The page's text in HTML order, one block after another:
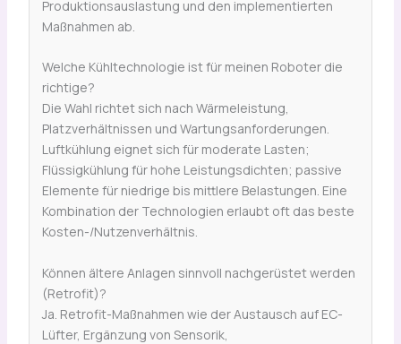
Produktionsauslastung und den implementierten
Maßnahmen ab.
Welche Kühltechnologie ist für meinen Roboter die
richtige?
Die Wahl richtet sich nach Wärmeleistung,
Platzverhältnissen und Wartungsanforderungen.
Luftkühlung eignet sich für moderate Lasten;
Flüssigkühlung für hohe Leistungsdichten; passive
Elemente für niedrige bis mittlere Belastungen. Eine
Kombination der Technologien erlaubt oft das beste
Kosten-/Nutzenverhältnis.
Können ältere Anlagen sinnvoll nachgerüstet werden
(Retrofit)?
Ja. Retrofit-Maßnahmen wie der Austausch auf EC-
Lüfter, Ergänzung von Sensorik,